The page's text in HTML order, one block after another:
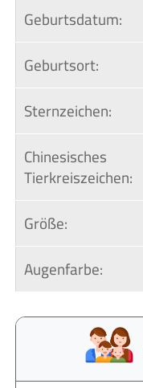
Geburtsdatum:
Geburtsort:
Sternzeichen:
Chinesisches
Tierkreiszeichen:
Größe:
Augenfarbe: